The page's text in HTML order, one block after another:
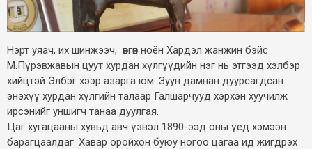
Нэрт уяач, их шинжээч, өвгөн ноён Хардэл жанжин бэйс
М.Пүрэвжавын цуут хурдан хүлгүүдийн нэг нь этгээд хэлбэр
хийцтэй Элбэг хээр азарга юм. Зуун дамнан дуурсагдсан
энэхүү хурдан хүлгийн талаар Галшарчууд хэрхэн хуучилж
ирсэнийг уншигч танаа дуулгая.
Цаг хугацааны хувьд авч үзвэл 1890-ээд оны үед хэмээн
барагцаалдаг. Хавар оройхон буюу ногоо цагаа ид жигдрэх